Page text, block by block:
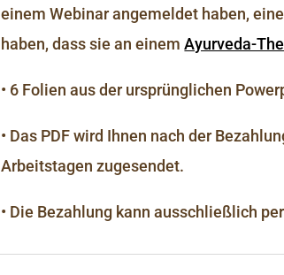
einem Webinar angemeldet haben,
haben, dass sie an einemAyurveda-
• 6 Folien aus der ursprünglichen
• Das PDF wird Ihnen nach der
Arbeitstagen zugesendet.
• Die Bezahlung kann ausschließlich